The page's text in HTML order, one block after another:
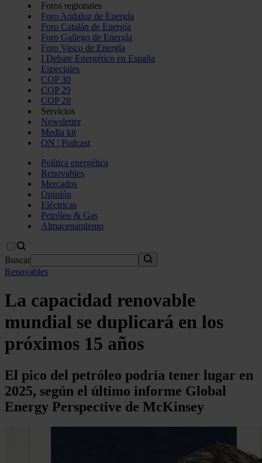
Foros regionales
Foro Andaluz de Energía
Foro Catalán de Energía
Foro Gallego de Energía
Foro Vasco de Energía
I Debate Energético en España
Especiales
COP 30
COP 29
COP 28
Servicios
Newsletter
Media kit
ON | Podcast
Política energética
Renovables
Mercados
Opinión
Eléctricas
Petróleo & Gas
Almacenamiento
Buscar
Renovables
La capacidad renovable
mundial se duplicará en los
próximos 15 años
El pico del petróleo podría tener lugar en
2025, según el último informe Global
Energy Perspective de McKinsey